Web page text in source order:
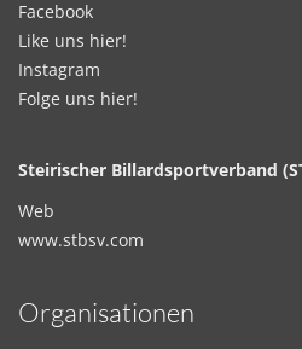
Facebook
Like uns hier!
Instagram
Folge uns hier!
Steirischer Billardsportverband
Web
www.stbsv.com
Organisationen